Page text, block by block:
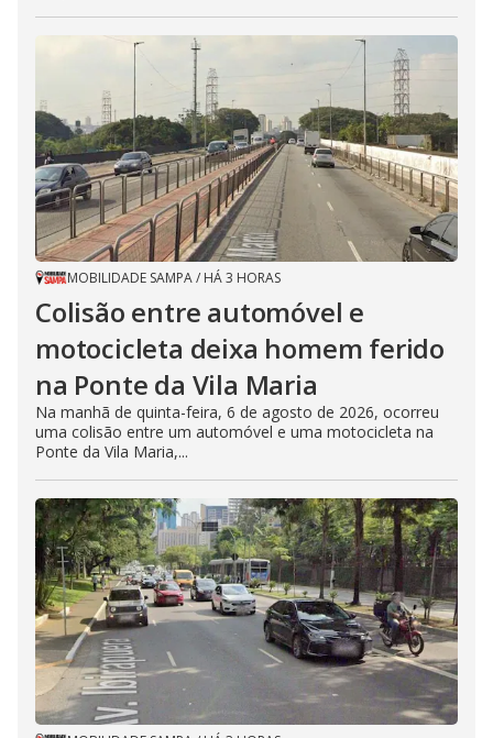
MOBILIDADE SAMPA/ HÁ 3 HORAS
Colisão entre automóvel e
motocicleta deixa homem ferido
na Ponte da Vila Maria
Na manhã de quinta-feira, 6 de agosto de 2026, ocorreu
uma colisão entre um automóvel e uma motocicleta na
Ponte da Vila Maria,...